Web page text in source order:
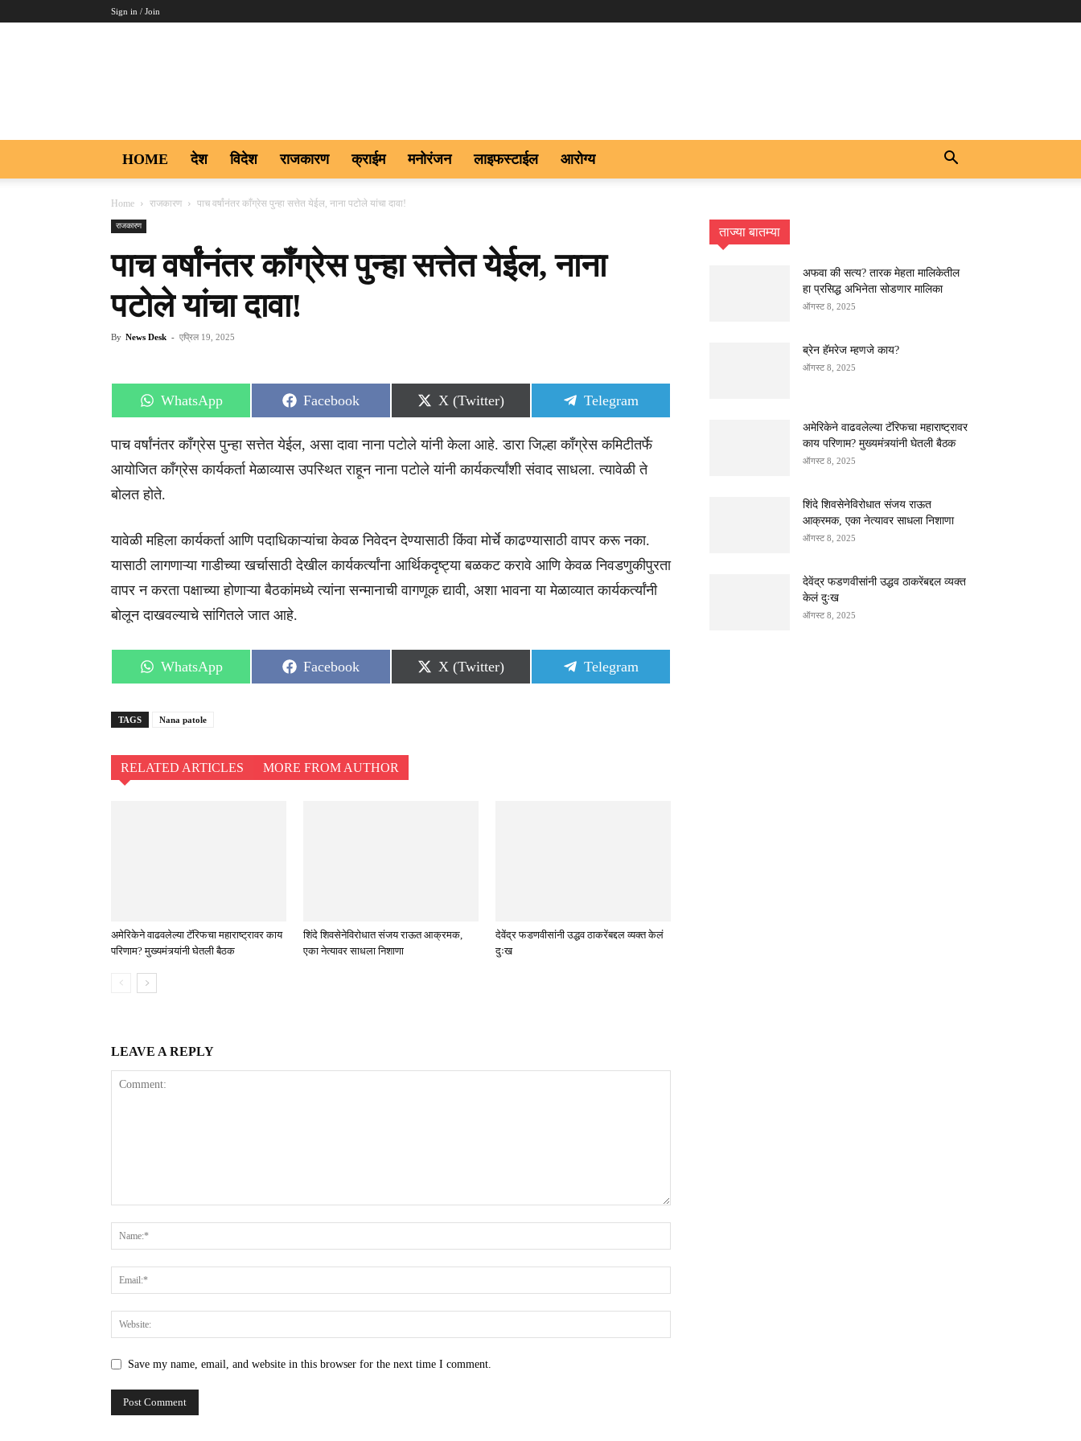
Sign in / Join
HOME देश विदेश राजकारण क्राईम मनोरंजन लाइफस्टाईल आरोग्य
Home राजकारण पाच वर्षांनंतर काँग्रेस पुन्हा सत्तेत येईल, नाना पटोले यांचा दावा!
राजकारण
पाच वर्षांनंतर काँग्रेस पुन्हा सत्तेत येईल, नाना
पटोले यांचा दावा!
By News Desk - एप्रिल 19, 2025
Share
on
WhatsApp
Share
on
Facebook
Share
on
X (Twitter)
Share
on
Telegram
पाच वर्षांनंतर काँग्रेस पुन्हा सत्तेत येईल, असा दावा नाना पटोले यांनी केला आहे. डारा जिल्हा काँग्रेस कमिटीतर्फे
आयोजित काँग्रेस कार्यकर्ता मेळाव्यास उपस्थित राहून नाना पटोले यांनी कार्यकर्त्यांशी संवाद साधला. त्यावेळी ते
बोलत होते.
यावेळी महिला कार्यकर्ता आणि पदाधिकाऱ्यांचा केवळ निवेदन देण्यासाठी किंवा मोर्चे काढण्यासाठी वापर करू नका.
यासाठी लागणाऱ्या गाडीच्या खर्चासाठी देखील कार्यकर्त्यांना आर्थिकदृष्ट्या बळकट करावे आणि केवळ निवडणुकीपुरता
वापर न करता पक्षाच्या होणाऱ्या बैठकांमध्ये त्यांना सन्मानाची वागणूक द्यावी, अशा भावना या मेळाव्यात कार्यकर्त्यांनी
बोलून दाखवल्याचे सांगितले जात आहे.
Share
on
WhatsApp
Share
on
Facebook
Share
on
X (Twitter)
Share
on
Telegram
TAGS Nana patole
RELATED ARTICLES MORE FROM AUTHOR
अमेरिकेने वाढवलेल्या टॅरिफचा महाराष्ट्रावर काय
परिणाम? मुख्यमंत्र्यांनी घेतली बैठक
शिंदे शिवसेनेविरोधात संजय राऊत आक्रमक,
एका नेत्यावर साधला निशाणा
देवेंद्र फडणवीसांनी उद्धव ठाकरेंबद्दल व्यक्त केलं
दुःख
LEAVE A REPLY
Save my name, email, and website in this browser for the next time I comment.
ताज्या बातम्या
अफवा की सत्य? तारक मेहता मालिकेतील
हा प्रसिद्ध अभिनेता सोडणार मालिका
ऑगस्ट 8, 2025
ब्रेन हॅमरेज म्हणजे काय?
ऑगस्ट 8, 2025
अमेरिकेने वाढवलेल्या टॅरिफचा महाराष्ट्रावर
काय परिणाम? मुख्यमंत्र्यांनी घेतली बैठक
ऑगस्ट 8, 2025
शिंदे शिवसेनेविरोधात संजय राऊत
आक्रमक, एका नेत्यावर साधला निशाणा
ऑगस्ट 8, 2025
देवेंद्र फडणवीसांनी उद्धव ठाकरेंबद्दल व्यक्त
केलं दुःख
ऑगस्ट 8, 2025